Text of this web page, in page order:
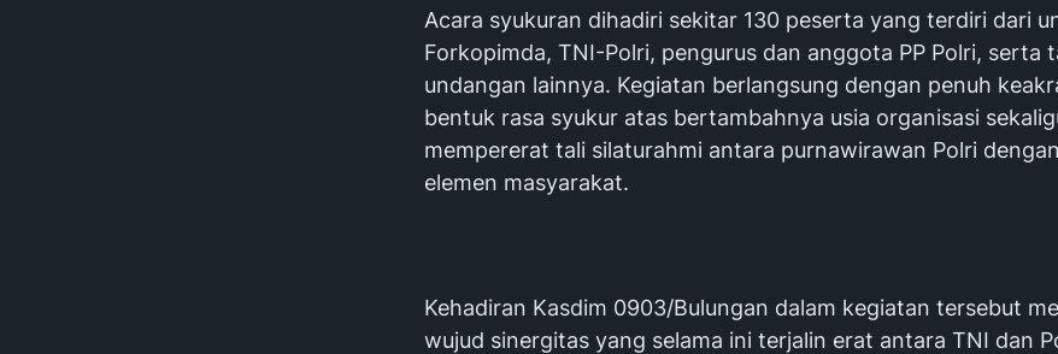
‎Acara syukuran dihadiri sekitar 130 peserta yang terdiri dari
Forkopimda, TNI-Polri, pengurus dan anggota PP Polri, serta
undangan lainnya. Kegiatan berlangsung dengan penuh
bentuk rasa syukur atas bertambahnya usia organisasi
mempererat tali silaturahmi antara purnawirawan Polri
elemen masyarakat.
‎Kehadiran Kasdim 0903/Bulungan dalam kegiatan tersebut
wujud sinergitas yang selama ini terjalin erat antara TNI dan